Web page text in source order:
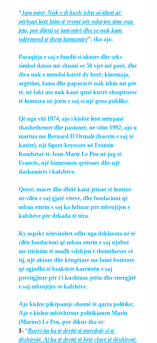
“Jam mirë; Nuk e di kush ishte ai idioti që
përhapi këtë lajm të rremë për ndarjen time nga
jeta, por dijeni se jam mirë dhe se nuk kam
ndërmend të them lamtumirë”, tha ajo.
Paraqitja e saj e fundit si aktore dhe seks
simbol daton më shumë se 50 vjet më parë, dhe
diva nuk e mendoi kurrë dy herë; kinemaja,
argëtimi, fama dhe paparacët nuk ishin më për
të, në fakt ato nuk kanë qenë kurrë shoqëruese
të lumtura në jetën e saj si një grua publike.
Që nga viti 1974, ajo i kishte lënë mënjanë
thashethemet dhe pasionet; në vitin 1992, ajo u
martua me Bernard D'Ormale (burrin e saj të
katërt), një figurë kryesore në Frontin
Kombëtar të Jean-Marie Le Pen në jug të
Francës, një biznesmen qetësues dhe një
dashamirës i kafshëve.
Qentë, macet dhe dhitë kanë jetuar të lumtur
në vilën e saj gjatë viteve, dhe fondacioni që
mban emrin e saj ka luftuar për mbrojtjen e
kafshëve për dekada të tëra.
Ky aspekt nënvizohet edhe nga deklarata në të
cilën fondacioni që mban emrin e saj njoftoi
me trishtim të madh vdekjen e themelueses së
tij, një aktore dhe këngëtare me famë botërore
që zgjodhi të braktiste karrierën e saj
prestigjioze për t'i kushtuar jetën dhe energjitë
e saj mbrojtjes së kafshëve.
Ajo kishte pikëpamje shumë të qarta politike;
Ajo e kishte mbështetur politikianen Marin
(Marine) Le Pen, por dikur tha se:
1- “Burri im ka të drejtë të mendojë si të
dëshirojë. Ai ka të drejtë të bëjë çfarë të dëshirojë.